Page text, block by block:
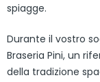
spiagge.
Durante il vostro
Braseria Pini, un
della tradizione